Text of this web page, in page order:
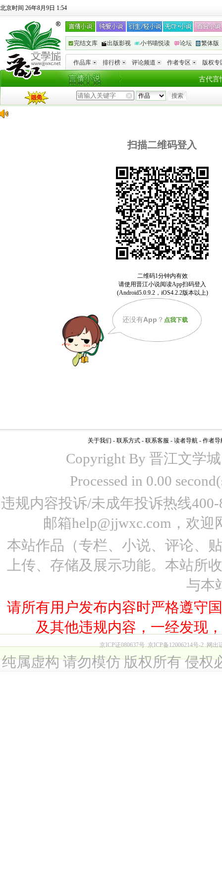
北京时间 26年8月9日 1:54
完结文库 出版影视 小书喵悦读 论坛 繁体版
作品库 排行榜 评论频道 作者专区 版权专
古代言
扫描二维码登入
还没有App ？ 点我下载
关于我们 - 联系方式 - 联系客服 - 读者导航 - 作者导
Copyright By 晋江文学
Processed in 0.00
违规内容投诉/未成年投诉热线
邮箱help@jjwxc.com，欢
本站作品（专栏、小说、评论、
上传、存储及展示功能。本站所
与本
请所有用户发布内容时严格遵守
及其他违规内容，一经发现
京ICP证080637号 京ICP备12006214号-2 网出
纯属虚构 请勿模仿 版权所有 侵权